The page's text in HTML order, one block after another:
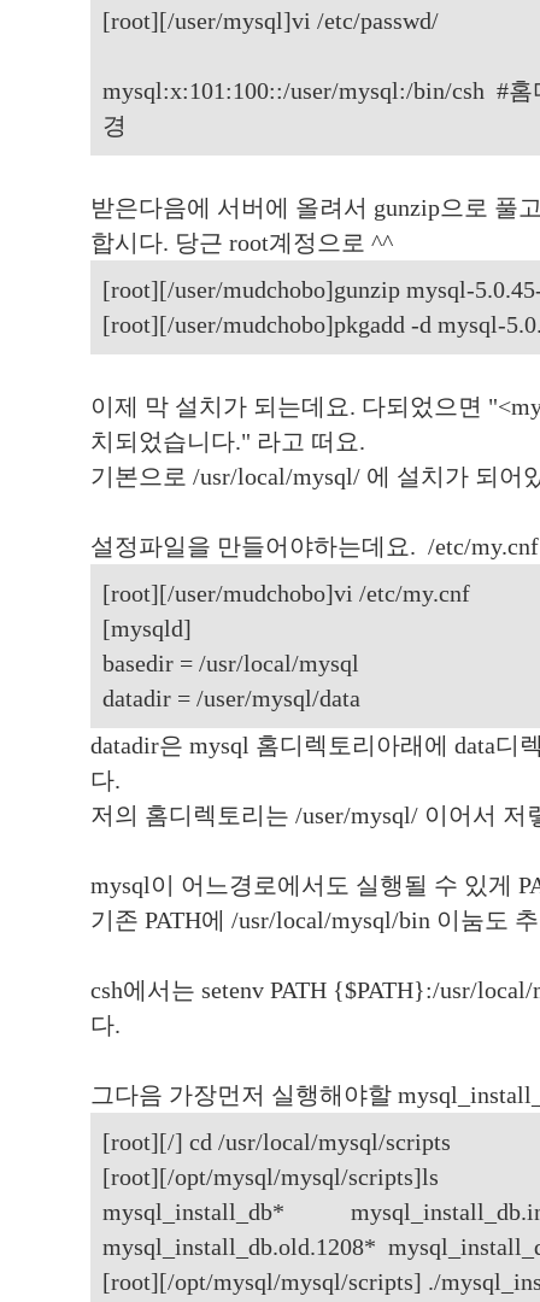
[root][/user/mysql]vi /etc/passwd/
mysql:x:101:100::/user/mysql:/bin/csh #
경
받은다음에 서버에 올려서 gunzip으로 풀
합시다. 당근 root계정으로 ^^
[root][/user/mudchobo]gunzip mysql-
[root][/user/mudchobo]pkgadd -d mysql-
이제 막 설치가 되는데요. 다되었으면
치되었습니다." 라고 떠요.
기본으로 /usr/local/mysql/ 에 설치가 되어
설정파일을 만들어야하는데요. /etc/
[root][/user/mudchobo]vi /etc/my.cnf
[mysqld]
basedir = /usr/local/mysql
datadir = /user/mysql/data
datadir은 mysql 홈디렉토리아래에 data디
다.
저의 홈디렉토리는 /user/mysql/ 이어서 저
mysql이 어느경로에서도 실행될 수 있게
기존 PATH에 /usr/local/mysql/bin 이눔도
csh에서는 setenv PATH {$PATH}:/usr/
다.
그다음 가장먼저 실행해야할
[root][/] cd /usr/local/mysql/scripts
[root][/opt/mysql/mysql/scripts]ls
mysql_install_db*
mysql_install_db.old.1208*
[root][/opt/mysql/mysql/scripts] ./